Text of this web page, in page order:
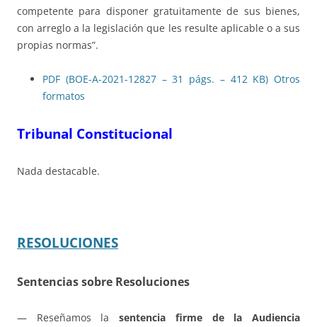
competente para disponer gratuitamente de sus bienes,
con arreglo a la legislación que les resulte aplicable o a sus
propias normas”.
PDF (BOE-A-2021-12827 – 31 págs. – 412 KB) Otros
formatos
Tribunal Constitucional
Nada destacable.
RESOLUCIONES
Sentencias sobre Resoluciones
— Reseñamos lasentencia firme de la Audiencia